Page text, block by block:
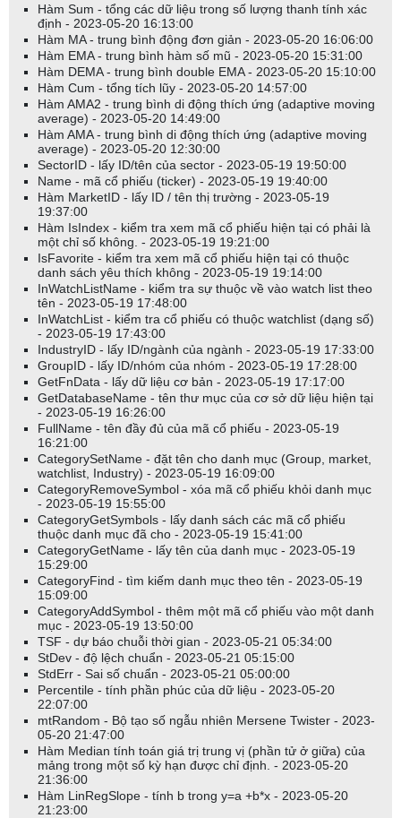
Hàm Sum - tổng các dữ liệu trong số lượng thanh tính xác
định - 2023-05-20 16:13:00
Hàm MA - trung bình động đơn giản - 2023-05-20 16:06:00
Hàm EMA - trung bình hàm số mũ - 2023-05-20 15:31:00
Hàm DEMA - trung bình double EMA - 2023-05-20 15:10:00
Hàm Cum - tổng tích lũy - 2023-05-20 14:57:00
Hàm AMA2 - trung bình di động thích ứng (adaptive moving
average) - 2023-05-20 14:49:00
Hàm AMA - trung bình di động thích ứng (adaptive moving
average) - 2023-05-20 12:30:00
SectorID - lấy ID/tên của sector - 2023-05-19 19:50:00
Name - mã cổ phiếu (ticker) - 2023-05-19 19:40:00
Hàm MarketID - lấy ID / tên thị trường - 2023-05-19
19:37:00
Hàm IsIndex - kiểm tra xem mã cổ phiếu hiện tại có phải là
một chỉ số không. - 2023-05-19 19:21:00
IsFavorite - kiểm tra xem mã cổ phiếu hiện tại có thuộc
danh sách yêu thích không - 2023-05-19 19:14:00
InWatchListName - kiểm tra sự thuộc về vào watch list theo
tên - 2023-05-19 17:48:00
InWatchList - kiểm tra cổ phiếu có thuộc watchlist (dạng số)
- 2023-05-19 17:43:00
IndustryID - lấy ID/ngành của ngành - 2023-05-19 17:33:00
GroupID - lấy ID/nhóm của nhóm - 2023-05-19 17:28:00
GetFnData - lấy dữ liệu cơ bản - 2023-05-19 17:17:00
GetDatabaseName - tên thư mục của cơ sở dữ liệu hiện tại
- 2023-05-19 16:26:00
FullName - tên đầy đủ của mã cổ phiếu - 2023-05-19
16:21:00
CategorySetName - đặt tên cho danh mục (Group, market,
watchlist, Industry) - 2023-05-19 16:09:00
CategoryRemoveSymbol - xóa mã cổ phiếu khỏi danh mục
- 2023-05-19 15:55:00
CategoryGetSymbols - lấy danh sách các mã cổ phiếu
thuộc danh mục đã cho - 2023-05-19 15:41:00
CategoryGetName - lấy tên của danh mục - 2023-05-19
15:29:00
CategoryFind - tìm kiếm danh mục theo tên - 2023-05-19
15:09:00
CategoryAddSymbol - thêm một mã cổ phiếu vào một danh
mục - 2023-05-19 13:50:00
TSF - dự báo chuỗi thời gian - 2023-05-21 05:34:00
StDev - độ lệch chuẩn - 2023-05-21 05:15:00
StdErr - Sai số chuẩn - 2023-05-21 05:00:00
Percentile - tính phần phúc của dữ liệu - 2023-05-20
22:07:00
mtRandom - Bộ tạo số ngẫu nhiên Mersene Twister - 2023-
05-20 21:47:00
Hàm Median tính toán giá trị trung vị (phần tử ở giữa) của
mảng trong một số kỳ hạn được chỉ định. - 2023-05-20
21:36:00
Hàm LinRegSlope - tính b trong y=a +b*x - 2023-05-20
21:23:00